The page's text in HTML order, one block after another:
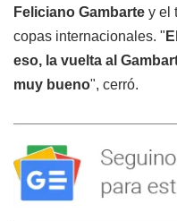
Feliciano Gambarte y el
copas internacionales. "
eso, la vuelta al
muy bueno", cerró.